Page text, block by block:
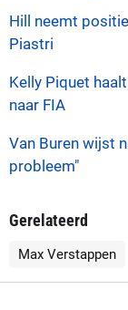
Hill neemt
Piastri
Kelly Piquet
naar FIA
Van Buren wijst
probleem"
Gerelateerd
Max Verstappen